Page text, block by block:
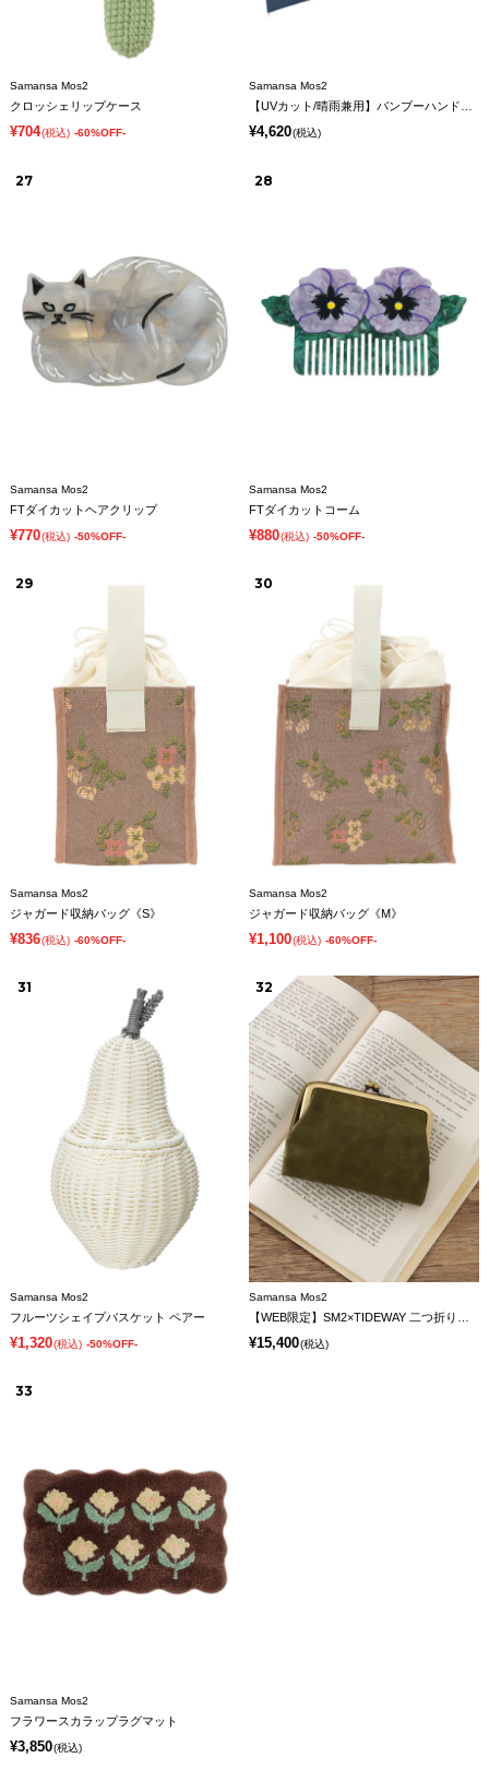
Samansa Mos2
クロッシェリップケース
¥704(税込) -60%OFF-
Samansa Mos2
¥4,620(税込)
27
Samansa Mos2
FTダイカットヘアクリップ
¥770(税込) -50%OFF-
28
Samansa Mos2
FTダイカットコーム
¥880(税込) -50%OFF-
29
Samansa Mos2
ジャガード収納バッグ《S》
¥836(税込) -60%OFF-
30
Samansa Mos2
ジャガード収納バッグ《M》
¥1,100(税込) -60%OFF-
31
Samansa Mos2
フルーツシェイプバスケット ペアー
¥1,320(税込) -50%OFF-
32
Samansa Mos2
¥15,400(税込)
33
Samansa Mos2
フラワースカラップラグマット
¥3,850(税込)